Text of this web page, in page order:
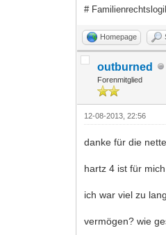
#
Homepage
outburned
Forenmitglied
12-08-2013, 22:56
danke für die
hartz 4 ist für
ich war viel zu
vermögen? wie